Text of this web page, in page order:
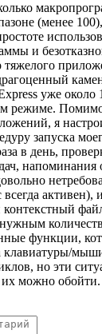
(менее
и
тяжелого
уже около
режиме.
я
запуска
в день,
напоминания
активен),
функции,
клавиатуры/
но эти
можно обойти.